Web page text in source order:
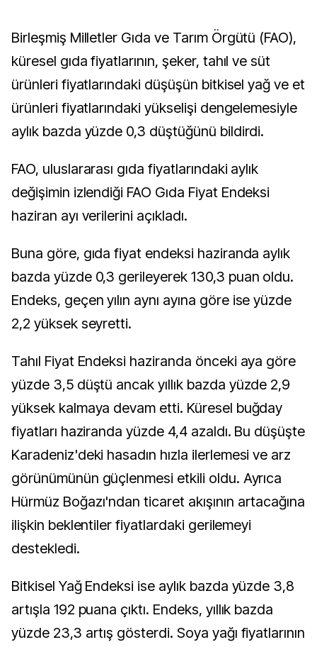
Birleşmiş Milletler Gıda ve Tarım Örgütü (FAO),
küresel gıda fiyatlarının, şeker, tahıl ve süt
ürünleri fiyatlarındaki düşüşün bitkisel yağ ve et
ürünleri fiyatlarındaki yükselişi dengelemesiyle
aylık bazda yüzde 0,3 düştüğünü bildirdi.
FAO, uluslararası gıda fiyatlarındaki aylık
değişimin izlendiği FAO Gıda Fiyat Endeksi
haziran ayı verilerini açıkladı.
Buna göre, gıda fiyat endeksi haziranda aylık
bazda yüzde 0,3 gerileyerek 130,3 puan oldu.
Endeks, geçen yılın aynı ayına göre ise yüzde
2,2 yüksek seyretti.
Tahıl Fiyat Endeksi haziranda önceki aya göre
yüzde 3,5 düştü ancak yıllık bazda yüzde 2,9
yüksek kalmaya devam etti. Küresel buğday
fiyatları haziranda yüzde 4,4 azaldı. Bu düşüşte
Karadeniz'deki hasadın hızla ilerlemesi ve arz
görünümünün güçlenmesi etkili oldu. Ayrıca
Hürmüz Boğazı'ndan ticaret akışının artacağına
ilişkin beklentiler fiyatlardaki gerilemeyi
destekledi.
Bitkisel Yağ Endeksi ise aylık bazda yüzde 3,8
artışla 192 puana çıktı. Endeks, yıllık bazda
yüzde 23,3 artış gösterdi. Soya yağı fiyatlarının